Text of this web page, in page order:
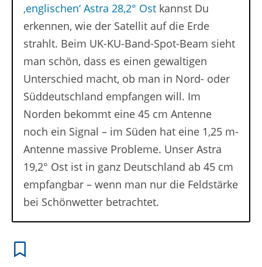
‚englischen‘ Astra 28,2° Ost kannst Du
erkennen, wie der Satellit auf die Erde
strahlt. Beim UK-KU-Band-Spot-Beam sieht
man schön, dass es einen gewaltigen
Unterschied macht, ob man in Nord- oder
Süddeutschland empfangen will. Im
Norden bekommt eine 45 cm Antenne
noch ein Signal – im Süden hat eine 1,25 m-
Antenne massive Probleme. Unser Astra
19,2° Ost ist in ganz Deutschland ab 45 cm
empfangbar – wenn man nur die Feldstärke
bei Schönwetter betrachtet.